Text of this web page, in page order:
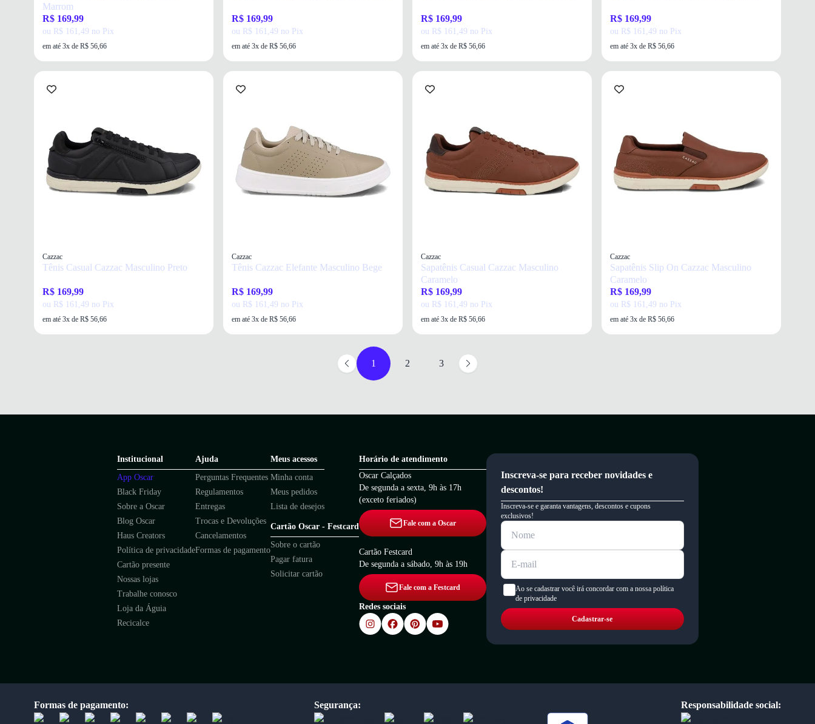
Marrom
R$ 169,99
ou R$ 161,49 no Pix
em até 3x de R$ 56,66
R$ 169,99
ou R$ 161,49 no Pix
em até 3x de R$ 56,66
R$ 169,99
ou R$ 161,49 no Pix
em até 3x de R$ 56,66
R$ 169,99
ou R$ 161,49 no Pix
em até 3x de R$ 56,66
Cazzac
Tênis Casual Cazzac Masculino Preto
R$ 169,99
ou R$ 161,49 no Pix
em até 3x de R$ 56,66
Cazzac
Tênis Cazzac Elefante Masculino Bege
R$ 169,99
ou R$ 161,49 no Pix
em até 3x de R$ 56,66
Cazzac
Sapatênis Casual Cazzac Masculino
Caramelo
R$ 169,99
ou R$ 161,49 no Pix
em até 3x de R$ 56,66
Cazzac
Sapatênis Slip On Cazzac Masculino
Caramelo
R$ 169,99
ou R$ 161,49 no Pix
em até 3x de R$ 56,66
1 2 3
Institucional
App Oscar
Black Friday
Sobre a Oscar
Blog Oscar
Haus Creators
Política de privacidade
Cartão presente
Nossas lojas
Trabalhe conosco
Loja da Águia
Recicalce
Ajuda
Perguntas Frequentes
Regulamentos
Entregas
Trocas e Devoluções
Cancelamentos
Formas de pagamento
Meus acessos
Minha conta
Meus pedidos
Lista de desejos
Cartão Oscar - Festcard
Sobre o cartão
Pagar fatura
Solicitar cartão
Horário de atendimento
Oscar Calçados
De segunda a sexta, 9h às 17h
(exceto feriados)
Fale com a Oscar
Cartão Festcard
De segunda a sábado, 9h às 19h
Fale com a Festcard
Redes sociais
Inscreva-se para receber novidades e
descontos!
Inscreva-se e garanta vantagens, descontos e cupons
exclusivos!
Ao se cadastrar você irá concordar com a nossa política
de privacidade
Cadastrar-se
Formas de pagamento: Segurança: Responsabilidade social: